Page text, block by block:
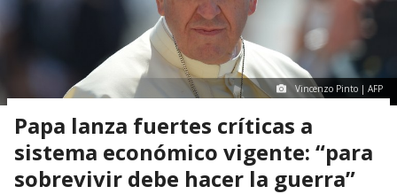
Vincenzo Pinto | AFP
Papa lanza fuertes críticas a
sistema económico vigente: “para
sobrevivir debe hacer la guerra”